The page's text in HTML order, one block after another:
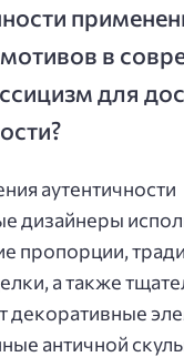
в
для
аутентичности
дизайнеры
пропорции,
а также
декоративные
античной